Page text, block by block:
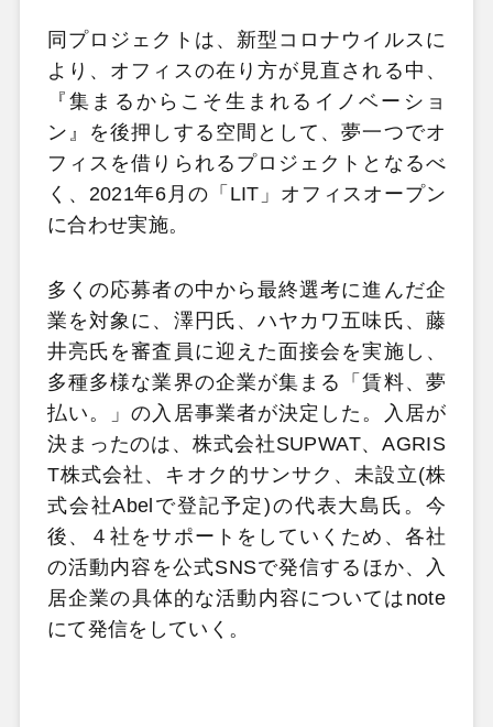
同プロジェクトは、新型コロナウイルスに
より、オフィスの在り方が見直される中、
『集まるからこそ生まれるイノベーショ
ン』を後押しする空間として、夢一つでオ
フィスを借りられるプロジェクトとなるべ
く、2021年6月の「LIT」オフィスオープン
に合わせ実施。
多くの応募者の中から最終選考に進んだ企
業を対象に、澤円氏、ハヤカワ五味氏、藤
井亮氏を審査員に迎えた面接会を実施し、
多種多様な業界の企業が集まる「賃料、夢
払い。」の入居事業者が決定した。入居が
決まったのは、株式会社SUPWAT、AGRIS
T株式会社、キオク的サンサク、未設立(株
式会社Abelで登記予定)の代表大島氏。今
後、４社をサポートをしていくため、各社
の活動内容を公式SNSで発信するほか、入
居企業の具体的な活動内容についてはnote
にて発信をしていく。